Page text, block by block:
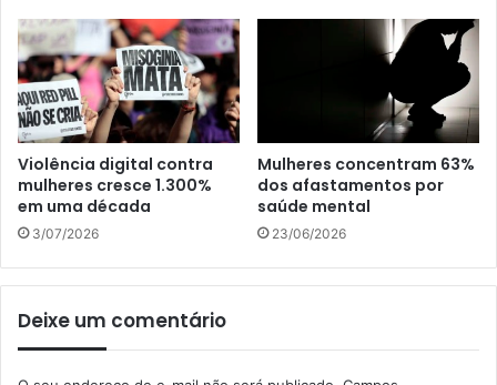
Violência digital contra
mulheres cresce 1.300%
em uma década
3/07/2026
Mulheres concentram 63%
dos afastamentos por
saúde mental
23/06/2026
Deixe um comentário